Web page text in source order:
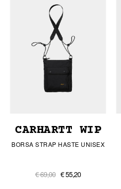
CARHARTT WIP
BORSA STRAP HASTE UNISEX
€ 69,00 € 55,20